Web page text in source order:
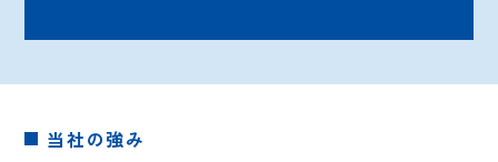
当社の強み